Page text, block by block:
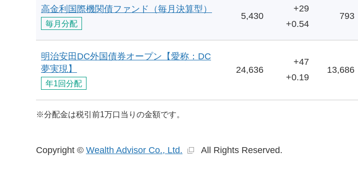
高金利国際機関債ファンド（毎月決算型）
毎月分配
5,430
+29
+0.54
793
明治安田DC外国債券オープン【愛称：DC
夢実現】
年1回分配
24,636
+47
+0.19
13,686
※分配金は税引前1万口当りの金額です。
Copyright © Wealth Advisor Co., Ltd. All Rights Reserved.